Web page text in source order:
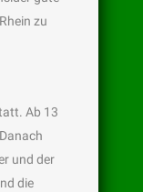
zu
Ab 13
und der
die